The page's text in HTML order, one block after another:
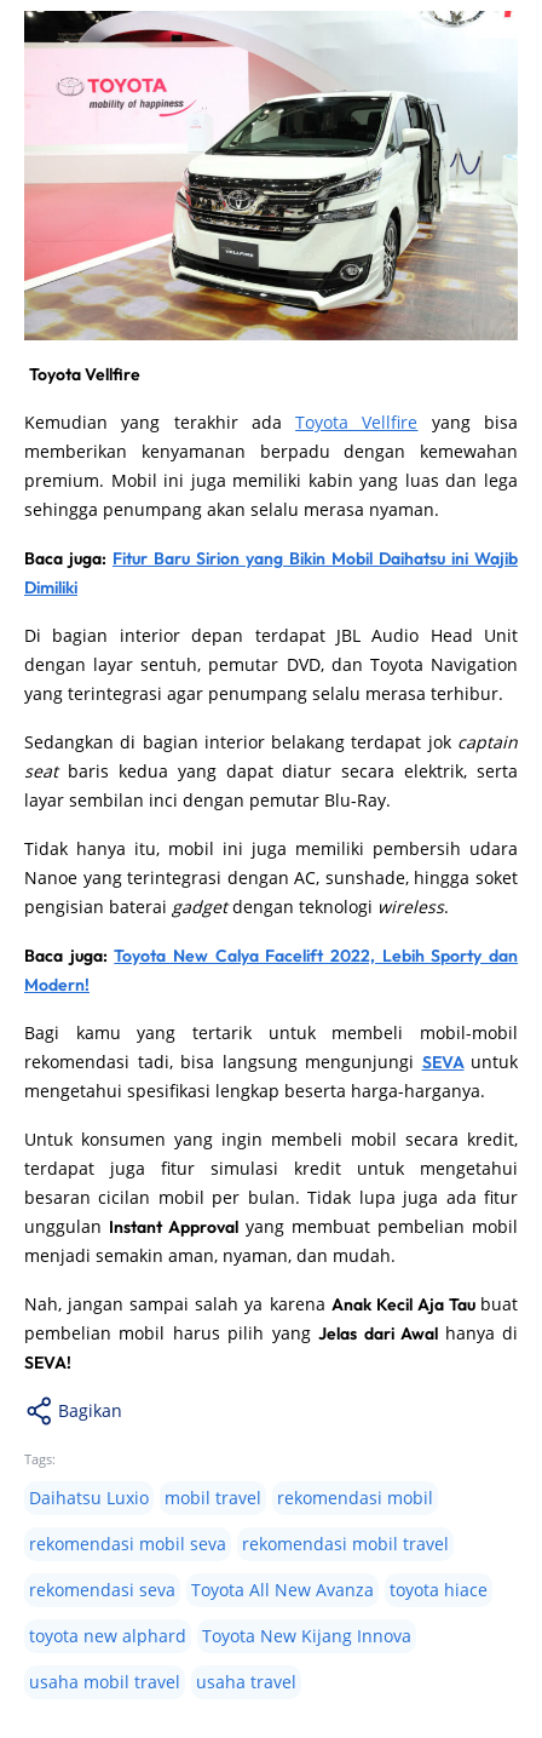
Toyota Vellfire
Kemudian yang terakhir adaToyota Vellfire yang bisa
memberikan kenyamanan berpadu dengan kemewahan
premium. Mobil ini juga memiliki kabin yang luas dan lega
sehingga penumpang akan selalu merasa nyaman.
Baca juga: Fitur Baru Sirion yang Bikin Mobil Daihatsu ini Wajib
Dimiliki
Di bagian interior depan terdapat JBL Audio Head Unit
dengan layar sentuh, pemutar DVD, dan Toyota Navigation
yang terintegrasi agar penumpang selalu merasa terhibur.
Sedangkan di bagian interior belakang terdapat jokcaptain
seatbaris kedua yang dapat diatur secara elektrik, serta
layar sembilan inci dengan pemutar Blu-Ray.
Tidak hanya itu, mobil ini juga memiliki pembersih udara
Nanoe yang terintegrasi dengan AC, sunshade, hingga soket
pengisian baterai gadgetdengan teknologi wireless.
Baca juga:Toyota New Calya Facelift 2022, Lebih Sporty dan
Modern!
Bagi kamu yang tertarik untuk membeli mobil-mobil
rekomendasi tadi, bisa langsung mengunjungi SEVA untuk
mengetahui spesifikasi lengkap beserta harga-harganya.
Untuk konsumen yang ingin membeli mobil secara kredit,
terdapat juga fitur simulasi kredit untuk mengetahui
besaran cicilan mobil per bulan. Tidak lupa juga ada fitur
unggulan Instant Approval yang membuat pembelian mobil
menjadi semakin aman, nyaman, dan mudah.
Nah, jangan sampai salah ya karena Anak Kecil Aja Tau buat
pembelian mobil harus pilih yangJelas dari Awal hanya di
SEVA!
Bagikan
Tags:
Daihatsu Luxio mobil travel
rekomendasi mobil
rekomendasi mobil seva
rekomendasi mobil travel
rekomendasi seva
Toyota All New Avanza
toyota hiace
toyota new alphard
Toyota New Kijang Innova
usaha mobil travel
usaha travel